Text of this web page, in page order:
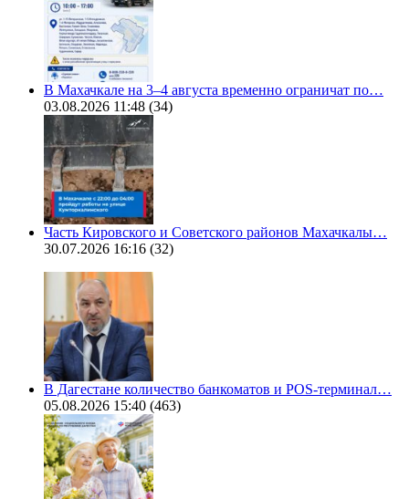
В Махачкале на 3–4 августа временно ограничат по…
03.08.2026 11:48 (34)
Часть Кировского и Советского районов Махачкалы…
30.07.2026 16:16 (32)
В Дагестане количество банкоматов и POS-терминал…
05.08.2026 15:40 (463)